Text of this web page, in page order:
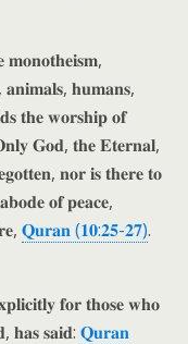
𝐦𝐨𝐧𝐨𝐭𝐡𝐞𝐢𝐬𝐦,
𝐚𝐧𝐢𝐦𝐚𝐥𝐬, 𝐡𝐮𝐦𝐚𝐧𝐬,
𝐭𝐡𝐞 𝐰𝐨𝐫𝐬𝐡𝐢𝐩 𝐨𝐟
𝐆𝐨𝐝, 𝐭𝐡𝐞 𝐄𝐭𝐞𝐫𝐧𝐚𝐥,
𝐧𝐨𝐫 𝐢𝐬 𝐭𝐡𝐞𝐫𝐞 𝐭𝐨
𝐨𝐟 𝐩𝐞𝐚𝐜𝐞,
𝐐𝐮𝐫𝐚𝐧 (𝟏𝟎:𝟐𝟓-𝟐𝟕).
𝐟𝐨𝐫 𝐭𝐡𝐨𝐬𝐞 𝐰𝐡𝐨
𝐡𝐚𝐬 𝐬𝐚𝐢𝐝: 𝐐𝐮𝐫𝐚𝐧